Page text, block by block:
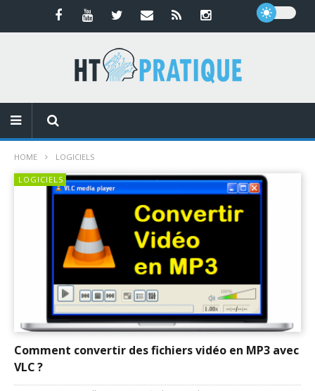
HOME LOGICIELS
LOGICIELS
Comment convertir des fichiers vidéo en MP3 avec
VLC ?